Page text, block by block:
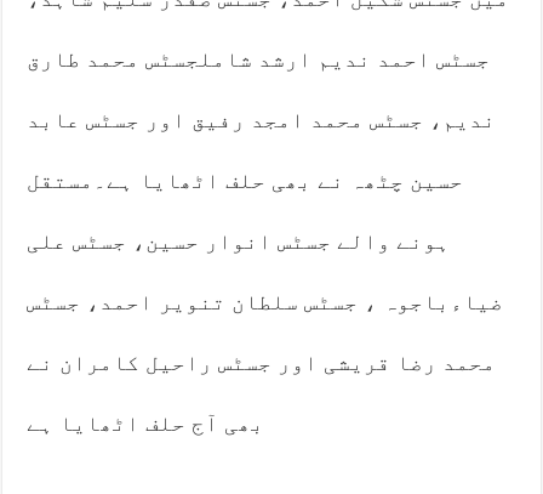
جسٹس احمد ندیم ارشد شاملجسٹس محمد طارق
ندیم، جسٹس محمد امجد رفیق اور جسٹس عابد
حسین چٹھہ نے بھی حلف اٹھایا ہے۔مستقل
ہونے والے جسٹس انوار حسین، جسٹس علی
ضیاءباجوہ ، جسٹس سلطان تنویر احمد، جسٹس
محمد رضا قریشی اور جسٹس راحیل کامران نے
بھی آج حلف اٹھایا ہے